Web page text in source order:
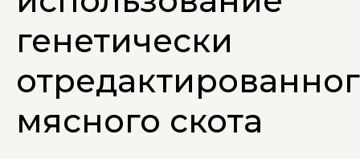
генетически
мясного скота